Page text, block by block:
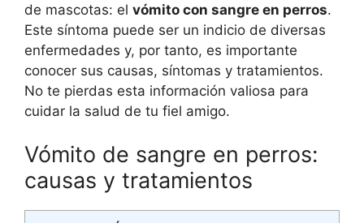
de mascotas: el vómito con sangre en perros.
Este síntoma puede ser un indicio de diversas
enfermedades y, por tanto, es importante
conocer sus causas, síntomas y tratamientos.
No te pierdas esta información valiosa para
cuidar la salud de tu fiel amigo.
Vómito de sangre en perros:
causas y tratamientos